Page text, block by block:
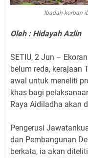
Ibadah korban
Oleh : Hidayah Azlin
SETIU, 2 Jun –
belum reda, kerajaan
awal untuk meneliti
khas bagi
Raya Aidiladha akan
Pengerusi
dan Pembangunan
berkata, ia akan